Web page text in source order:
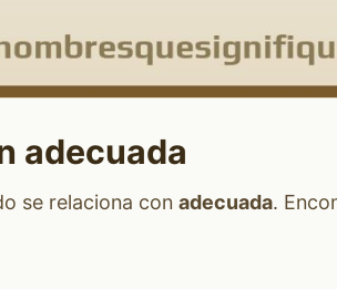
adecuada
se relaciona con adecuada.